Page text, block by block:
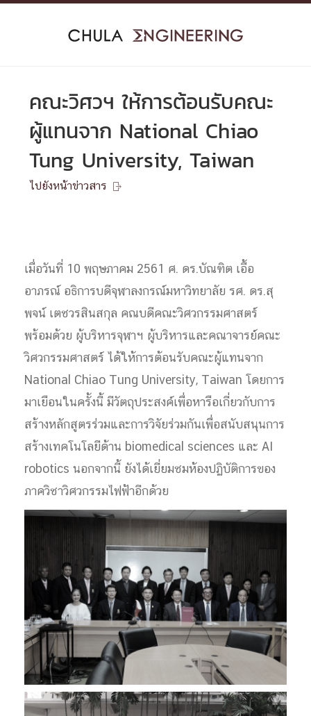
Skip
คณะวิศวฯ ให้การต้อนรับคณะ
ผู้แทนจาก National Chiao
Tung University, Taiwan
ไปยังหน้าข่าวสาร 
เมื่อวันที่ 10 พฤษภาคม 2561 ศ. ดร.บัณฑิต เอื้อ
อาภรณ์ อธิการบดีจุฬาลงกรณ์มหาวิทยาลัย รศ. ดร.สุ
พจน์ เตชวรสินสกุล คณบดีคณะวิศวกรรมศาสตร์
พร้อมด้วย ผู้บริหารจุฬาฯ ผู้บริหารและคณาจารย์คณะ
วิศวกรรมศาสตร์ ได้ให้การต้อนรับคณะผู้แทนจาก
National Chiao Tung University, Taiwan โดยการ
มาเยือนในครั้งนี้ มีวัตถุประสงค์เพื่อหารือเกี่ยวกับการ
สร้างหลักสูตรร่วมและการวิจัยร่วมกันเพื่อสนับสนุนการ
สร้างเทคโนโลยีด้าน biomedical sciences และ AI
robotics นอกจากนี้ ยังได้เยี่ยมชมห้องปฏิบัติการของ
ภาควิชาวิศวกรรมไฟฟ้าอีกด้วย